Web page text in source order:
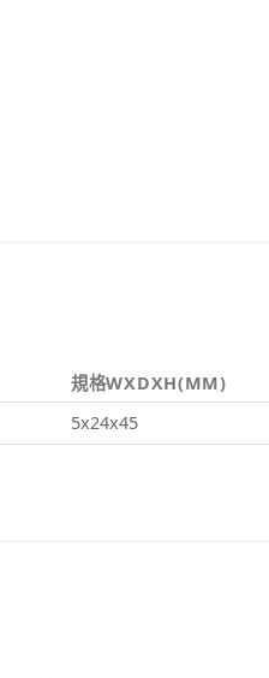
規格WXDXH(MM)
5x24x45